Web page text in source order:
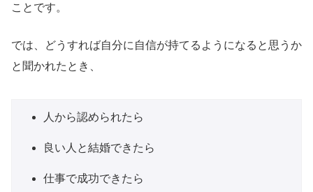
ことです。
では、どうすれば自分に自信が持てるようになると思うか
と聞かれたとき、
人から認められたら
良い人と結婚できたら
仕事で成功できたら